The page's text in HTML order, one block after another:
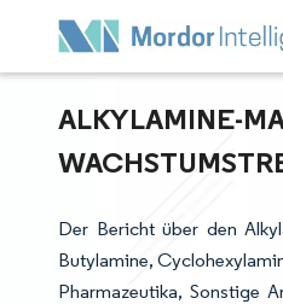
ALKYLAMINE-
Der Bericht über den
Butylamine,
Pharmazeutika, Sonstige